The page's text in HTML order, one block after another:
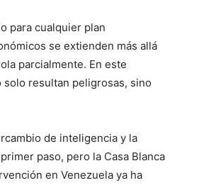
para cualquier plan
se extienden más allá
parcialmente. En este
solo resultan peligrosas, sino
de inteligencia y la
paso, pero la Casa Blanca
en Venezuela ya ha